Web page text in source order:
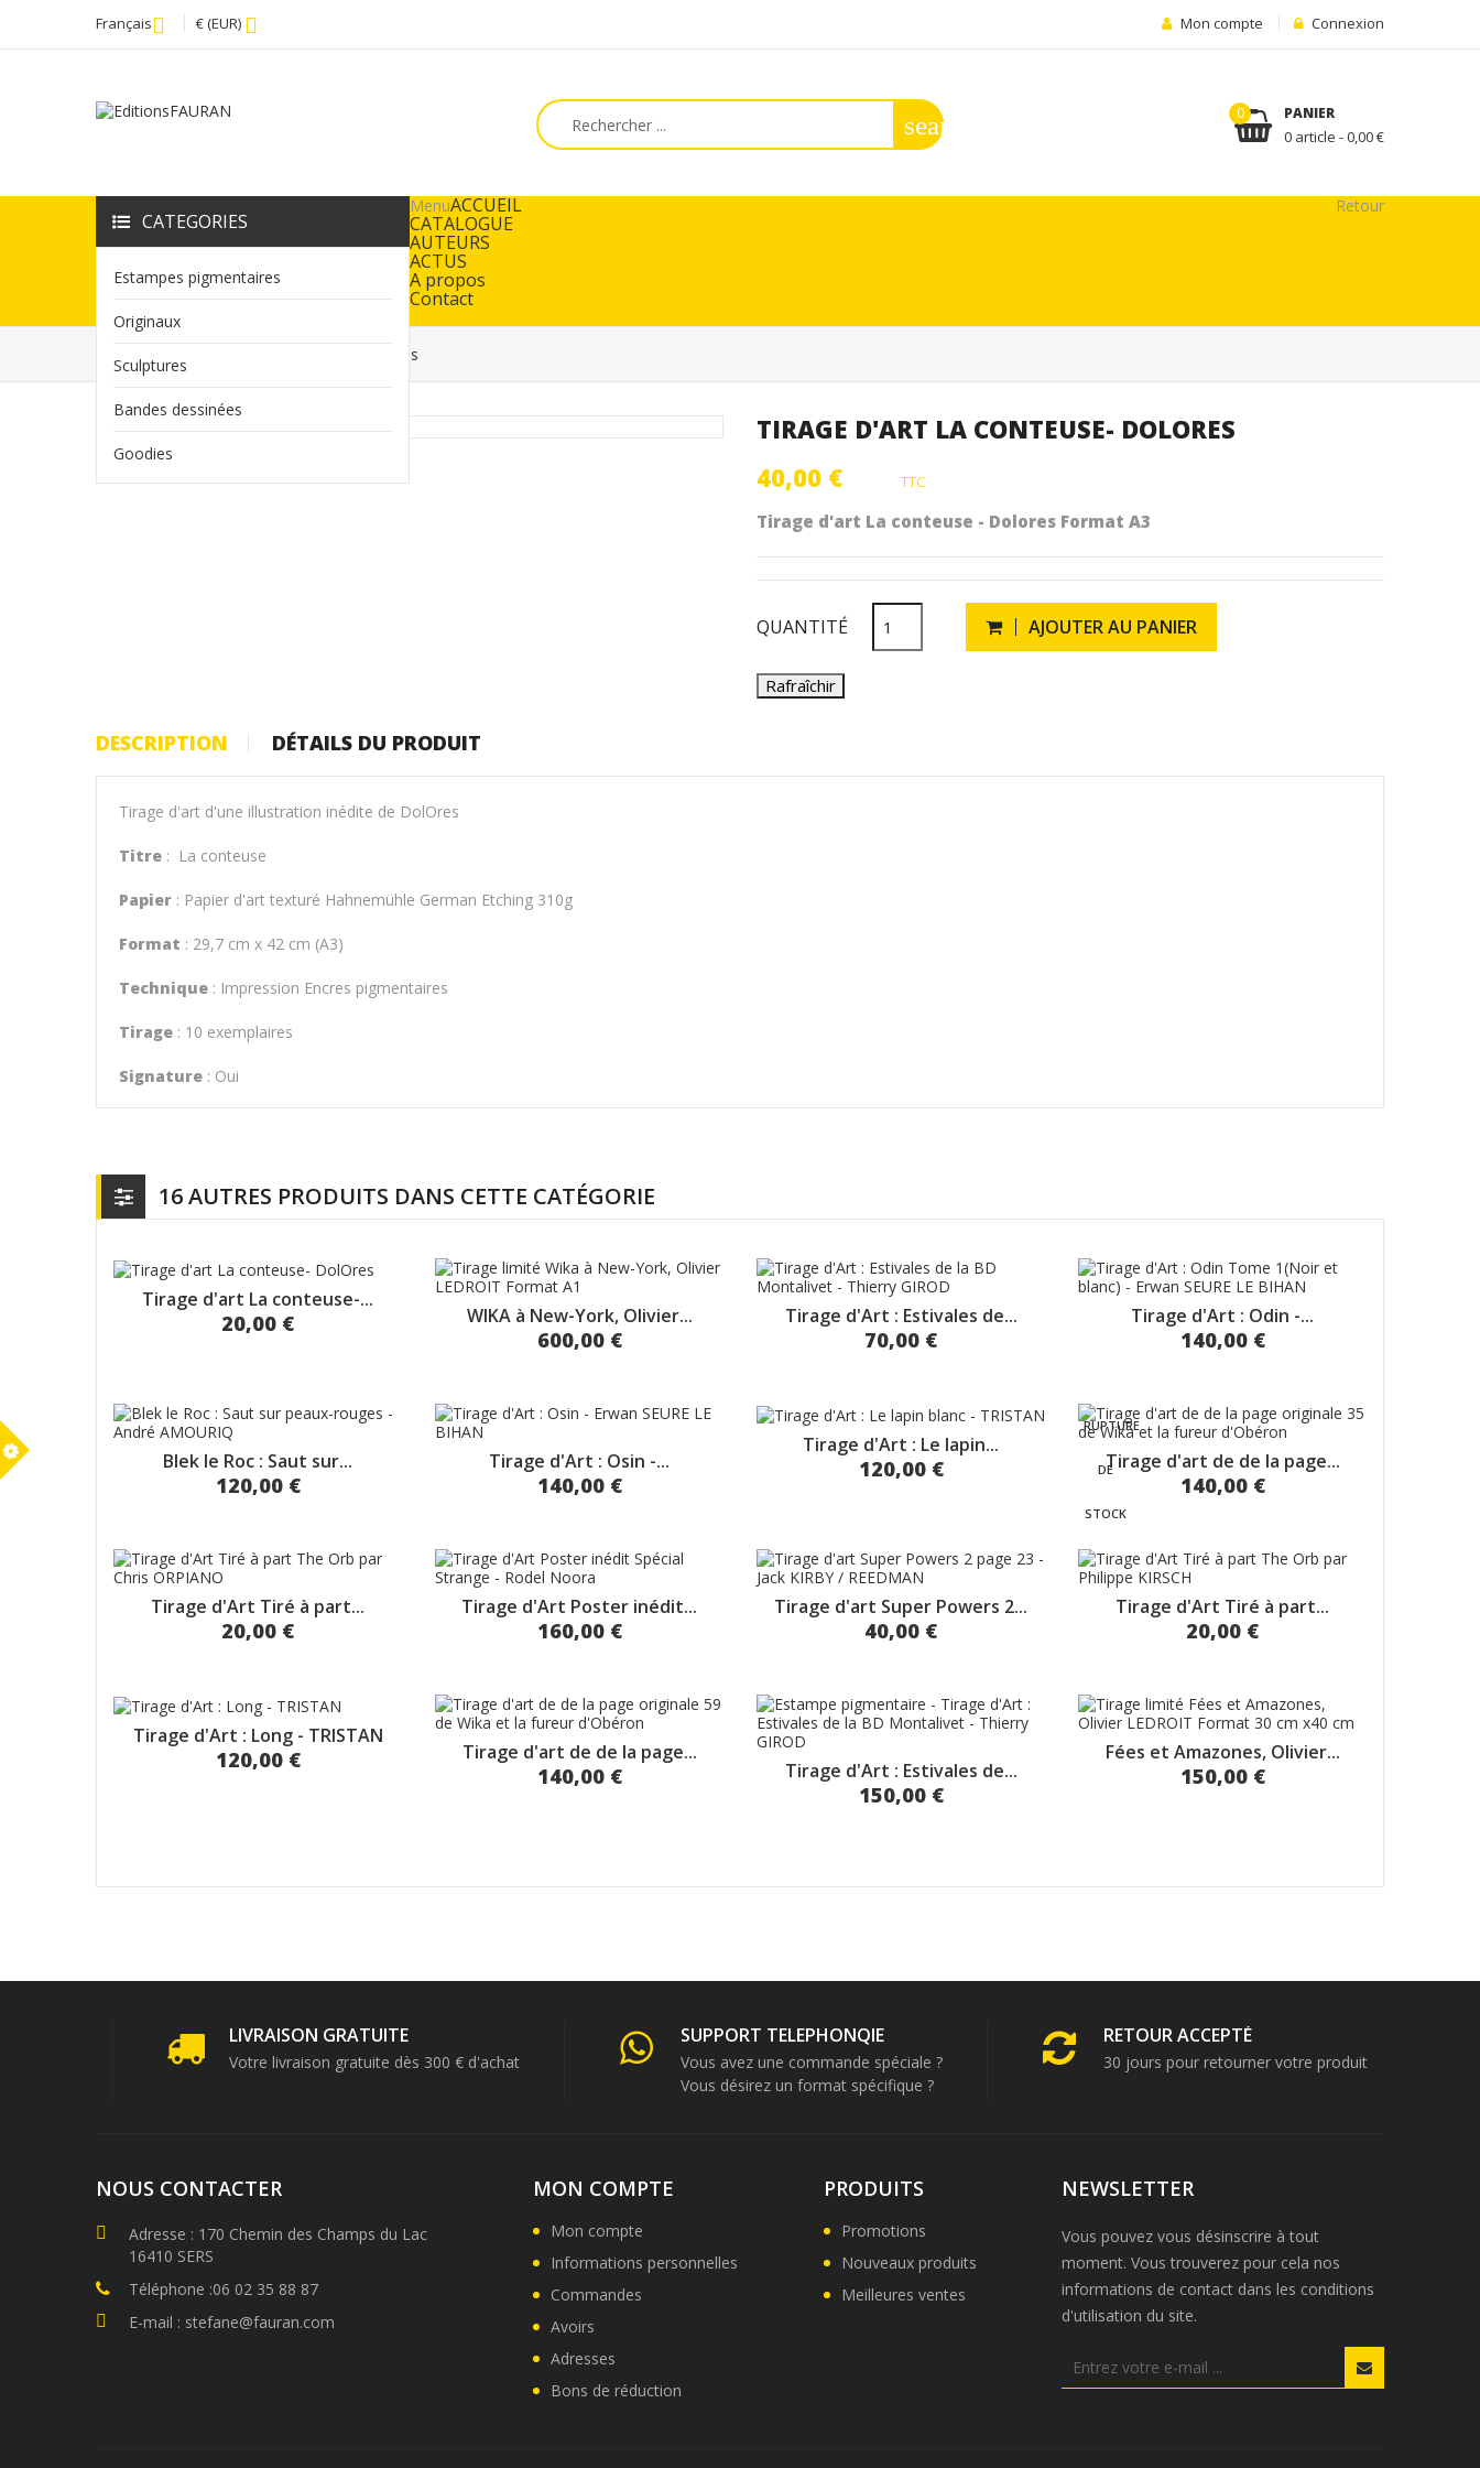
Français € (EUR) Connexion
Mon compte
PANIER
0 article - 0,00 €
0
search
CATEGORIES
Estampes pigmentaires
Originaux
Sculptures
Bandes dessinées
Goodies
Menu Retour
ACCUEIL
CATALOGUE
AUTEURS
ACTUS
A propos
Contact
Accueil Tirage d'art La conteuse- DolOres
TIRAGE D'ART LA CONTEUSE- DOLORES
40,00 €
TTC
Tirage d'art La conteuse - Dolores Format A3
QUANTITÉ AJOUTER AU PANIER
DESCRIPTION DÉTAILS DU PRODUIT
Tirage d'art d'une illustration inédite de DolOres
Titre : La conteuse
Papier : Papier d'art texturé Hahnemühle German Etching 310g
Format : 29,7 cm x 42 cm (A3)
Technique : Impression Encres pigmentaires
Tirage : 10 exemplaires
Signature : Oui
16 AUTRES PRODUITS DANS CETTE CATÉGORIE
Tirage d'art La conteuse-...
20,00 € WIKA à New-York, Olivier...
600,00 €
Tirage d'Art : Estivales de...
70,00 €
Tirage d'Art : Odin -...
140,00 €
Blek le Roc : Saut sur...
120,00 €
Tirage d'Art : Osin -...
140,00 €
Tirage d'Art : Le lapin...
120,00 € Tirage d'art de de la page...
140,00 €
RUPTURE
DE
STOCK
Tirage d'Art Tiré à part...
20,00 €
Tirage d'Art Poster inédit...
160,00 €
Tirage d'art Super Powers 2...
40,00 €
Tirage d'Art Tiré à part...
20,00 €
Tirage d'Art : Long - TRISTAN
120,00 € Tirage d'art de de la page...
140,00 € Tirage d'Art : Estivales de...
150,00 €
Fées et Amazones, Olivier...
150,00 €
LIVRAISON GRATUITE
Votre livraison gratuite dès 300 € d'achat
SUPPORT TELEPHONQIE
Vous avez une commande spéciale ?
Vous désirez un format spécifique ?
RETOUR ACCEPTÉ
30 jours pour retourner votre produit
NOUS CONTACTER
Adresse : 170 Chemin des Champs du Lac
16410 SERS
Téléphone :06 02 35 88 87
E-mail : stefane@fauran.com
MON COMPTE
Mon compte
Informations personnelles
Commandes
Avoirs
Adresses
Bons de réduction
PRODUITS
Promotions
Nouveaux produits
Meilleures ventes
NEWSLETTER
Vous pouvez vous désinscrire à tout
moment. Vous trouverez pour cela nos
informations de contact dans les conditions
d'utilisation du site.